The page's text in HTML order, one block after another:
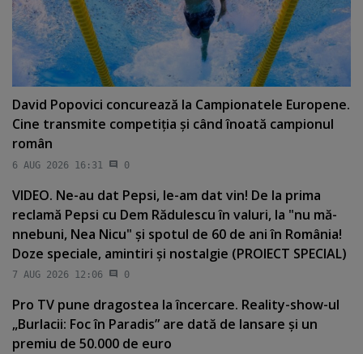
David Popovici concurează la Campionatele Europene.
Cine transmite competiţia şi când înoată campionul
român
6 AUG 2026 16:31 0
VIDEO. Ne-au dat Pepsi, le-am dat vin! De la prima
reclamă Pepsi cu Dem Rădulescu în valuri, la "nu mă-
nnebuni, Nea Nicu" şi spotul de 60 de ani în România!
Doze speciale, amintiri şi nostalgie (PROIECT SPECIAL)
7 AUG 2026 12:06 0
Pro TV pune dragostea la încercare. Reality-show-ul
„Burlacii: Foc în Paradis” are dată de lansare şi un
premiu de 50.000 de euro